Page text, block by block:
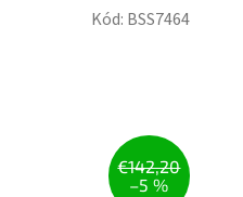
€142,20
–5 %
Kód: BSS7464